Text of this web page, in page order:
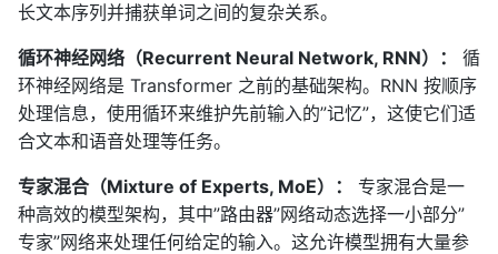
长文本序列并捕获单词之间的复杂关系。
循环神经网络（Recurrent Neural Network, RNN）：
循
环神经网络是 Transformer 之前的基础架构。RNN 按顺序
处理信息，使用循环来维护先前输入的”记忆”，这使它们适
合文本和语音处理等任务。
专家混合（Mixture of Experts, MoE）：
专家混合是一
种高效的模型架构，其中”路由器”网络动态选择一小部分”
专家”网络来处理任何给定的输入。这允许模型拥有大量参